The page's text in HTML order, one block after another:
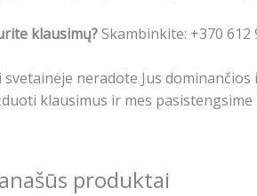
klausimų?Skambinkite: +370
svetainėje neradote Jus
klausimus ir mes
produktai